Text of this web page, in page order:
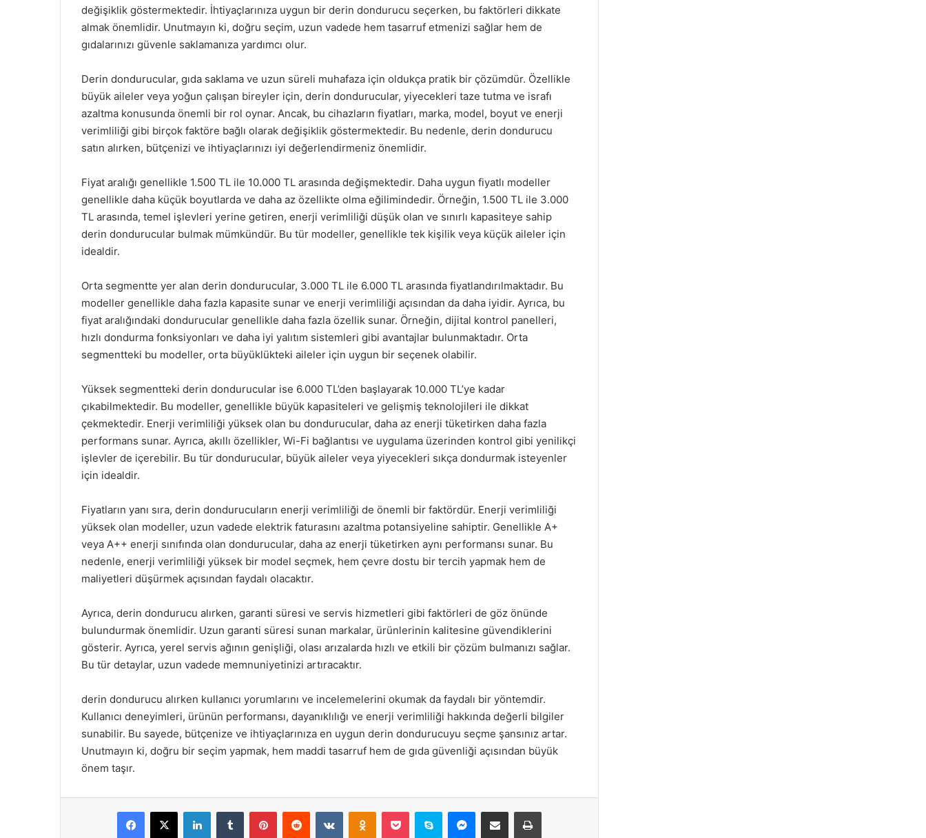
değişiklik göstermektedir. İhtiyaçlarınıza uygun bir derin dondurucu seçerken, bu faktörleri dikkate
almak önemlidir. Unutmayın ki, doğru seçim, uzun vadede hem tasarruf etmenizi sağlar hem de
gıdalarınızı güvenle saklamanıza yardımcı olur.
Derin dondurucular, gıda saklama ve uzun süreli muhafaza için oldukça pratik bir çözümdür. Özellikle
büyük aileler veya yoğun çalışan bireyler için, derin dondurucular, yiyecekleri taze tutma ve israfı
azaltma konusunda önemli bir rol oynar. Ancak, bu cihazların fiyatları, marka, model, boyut ve enerji
verimliliği gibi birçok faktöre bağlı olarak değişiklik göstermektedir. Bu nedenle, derin dondurucu
satın alırken, bütçenizi ve ihtiyaçlarınızı iyi değerlendirmeniz önemlidir.
Fiyat aralığı genellikle 1.500 TL ile 10.000 TL arasında değişmektedir. Daha uygun fiyatlı modeller
genellikle daha küçük boyutlarda ve daha az özellikte olma eğilimindedir. Örneğin, 1.500 TL ile 3.000
TL arasında, temel işlevleri yerine getiren, enerji verimliliği düşük olan ve sınırlı kapasiteye sahip
derin dondurucular bulmak mümkündür. Bu tür modeller, genellikle tek kişilik veya küçük aileler için
idealdir.
Orta segmentte yer alan derin dondurucular, 3.000 TL ile 6.000 TL arasında fiyatlandırılmaktadır. Bu
modeller genellikle daha fazla kapasite sunar ve enerji verimliliği açısından da daha iyidir. Ayrıca, bu
fiyat aralığındaki dondurucular genellikle daha fazla özellik sunar. Örneğin, dijital kontrol panelleri,
hızlı dondurma fonksiyonları ve daha iyi yalıtım sistemleri gibi avantajlar bulunmaktadır. Orta
segmentteki bu modeller, orta büyüklükteki aileler için uygun bir seçenek olabilir.
Yüksek segmentteki derin dondurucular ise 6.000 TL’den başlayarak 10.000 TL’ye kadar
çıkabilmektedir. Bu modeller, genellikle büyük kapasiteleri ve gelişmiş teknolojileri ile dikkat
çekmektedir. Enerji verimliliği yüksek olan bu dondurucular, daha az enerji tüketirken daha fazla
performans sunar. Ayrıca, akıllı özellikler, Wi-Fi bağlantısı ve uygulama üzerinden kontrol gibi yenilikçi
işlevler de içerebilir. Bu tür dondurucular, büyük aileler veya yiyecekleri sıkça dondurmak isteyenler
için idealdir.
Fiyatların yanı sıra, derin dondurucuların enerji verimliliği de önemli bir faktördür. Enerji verimliliği
yüksek olan modeller, uzun vadede elektrik faturasını azaltma potansiyeline sahiptir. Genellikle A+
veya A++ enerji sınıfında olan dondurucular, daha az enerji tüketirken aynı performansı sunar. Bu
nedenle, enerji verimliliği yüksek bir model seçmek, hem çevre dostu bir tercih yapmak hem de
maliyetleri düşürmek açısından faydalı olacaktır.
Ayrıca, derin dondurucu alırken, garanti süresi ve servis hizmetleri gibi faktörleri de göz önünde
bulundurmak önemlidir. Uzun garanti süresi sunan markalar, ürünlerinin kalitesine güvendiklerini
gösterir. Ayrıca, yerel servis ağının genişliği, olası arızalarda hızlı ve etkili bir çözüm bulmanızı sağlar.
Bu tür detaylar, uzun vadede memnuniyetinizi artıracaktır.
derin dondurucu alırken kullanıcı yorumlarını ve incelemelerini okumak da faydalı bir yöntemdir.
Kullanıcı deneyimleri, ürünün performansı, dayanıklılığı ve enerji verimliliği hakkında değerli bilgiler
sunabilir. Bu sayede, bütçenize ve ihtiyaçlarınıza en uygun derin dondurucuyu seçme şansınız artar.
Unutmayın ki, doğru bir seçim yapmak, hem maddi tasarruf hem de gıda güvenliği açısından büyük
önem taşır.
Facebook
X LinkedInTumblr PinterestReddit VKontakteOdnoklassniki
Pocket Skype Messenger
E-Posta ile paylaş Yazdır